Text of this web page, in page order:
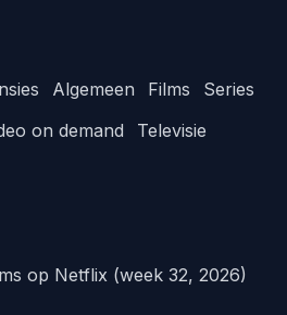
Algemeen Films
Series
on demand
Televisie
op Netflix (week 32, 2026)